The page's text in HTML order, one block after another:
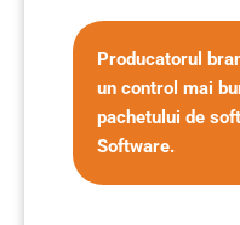
Producatorul
un control mai
pachetului de
Software.